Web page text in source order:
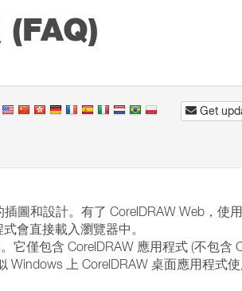
Get
圖和設計。有了 CorelDRAW Web，使
會直接載入瀏覽器中。
僅包含 CorelDRAW 應用程式 (不包含
上 CorelDRAW 桌面應用程式